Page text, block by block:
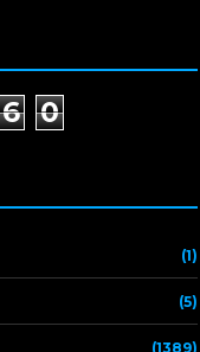
6 0
(1)
(5)
(1389)